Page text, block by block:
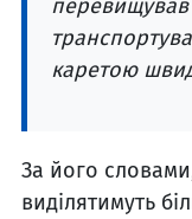
перевищував
каретою
За його
виділятимуть